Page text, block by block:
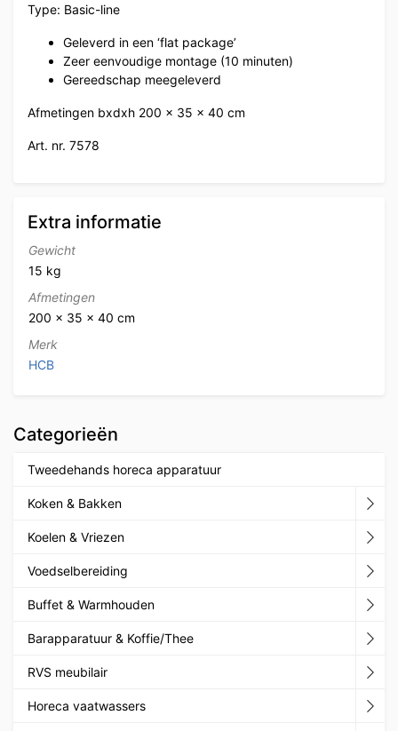
Type: Basic-line
Geleverd in een ‘flat package’
Zeer eenvoudige montage (10 minuten)
Gereedschap meegeleverd
Afmetingen bxdxh 200 x 35 x 40 cm
Art. nr. 7578
Extra informatie
Gewicht
15 kg
Afmetingen
200 × 35 × 40 cm
Merk
HCB
Categorieën
Tweedehands horeca apparatuur
Koken & Bakken
Koelen & Vriezen
Voedselbereiding
Buffet & Warmhouden
Barapparatuur & Koffie/Thee
RVS meubilair
Horeca vaatwassers